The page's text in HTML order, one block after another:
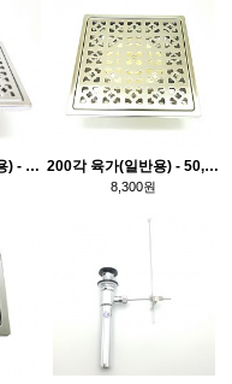
200각 육가(세탁기용) - 50, 65, 75, 100파이 200각 육가(일반용) - 50, 65, 75, 100파이
8,300원